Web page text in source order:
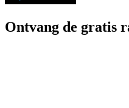
Ontvang de gratis